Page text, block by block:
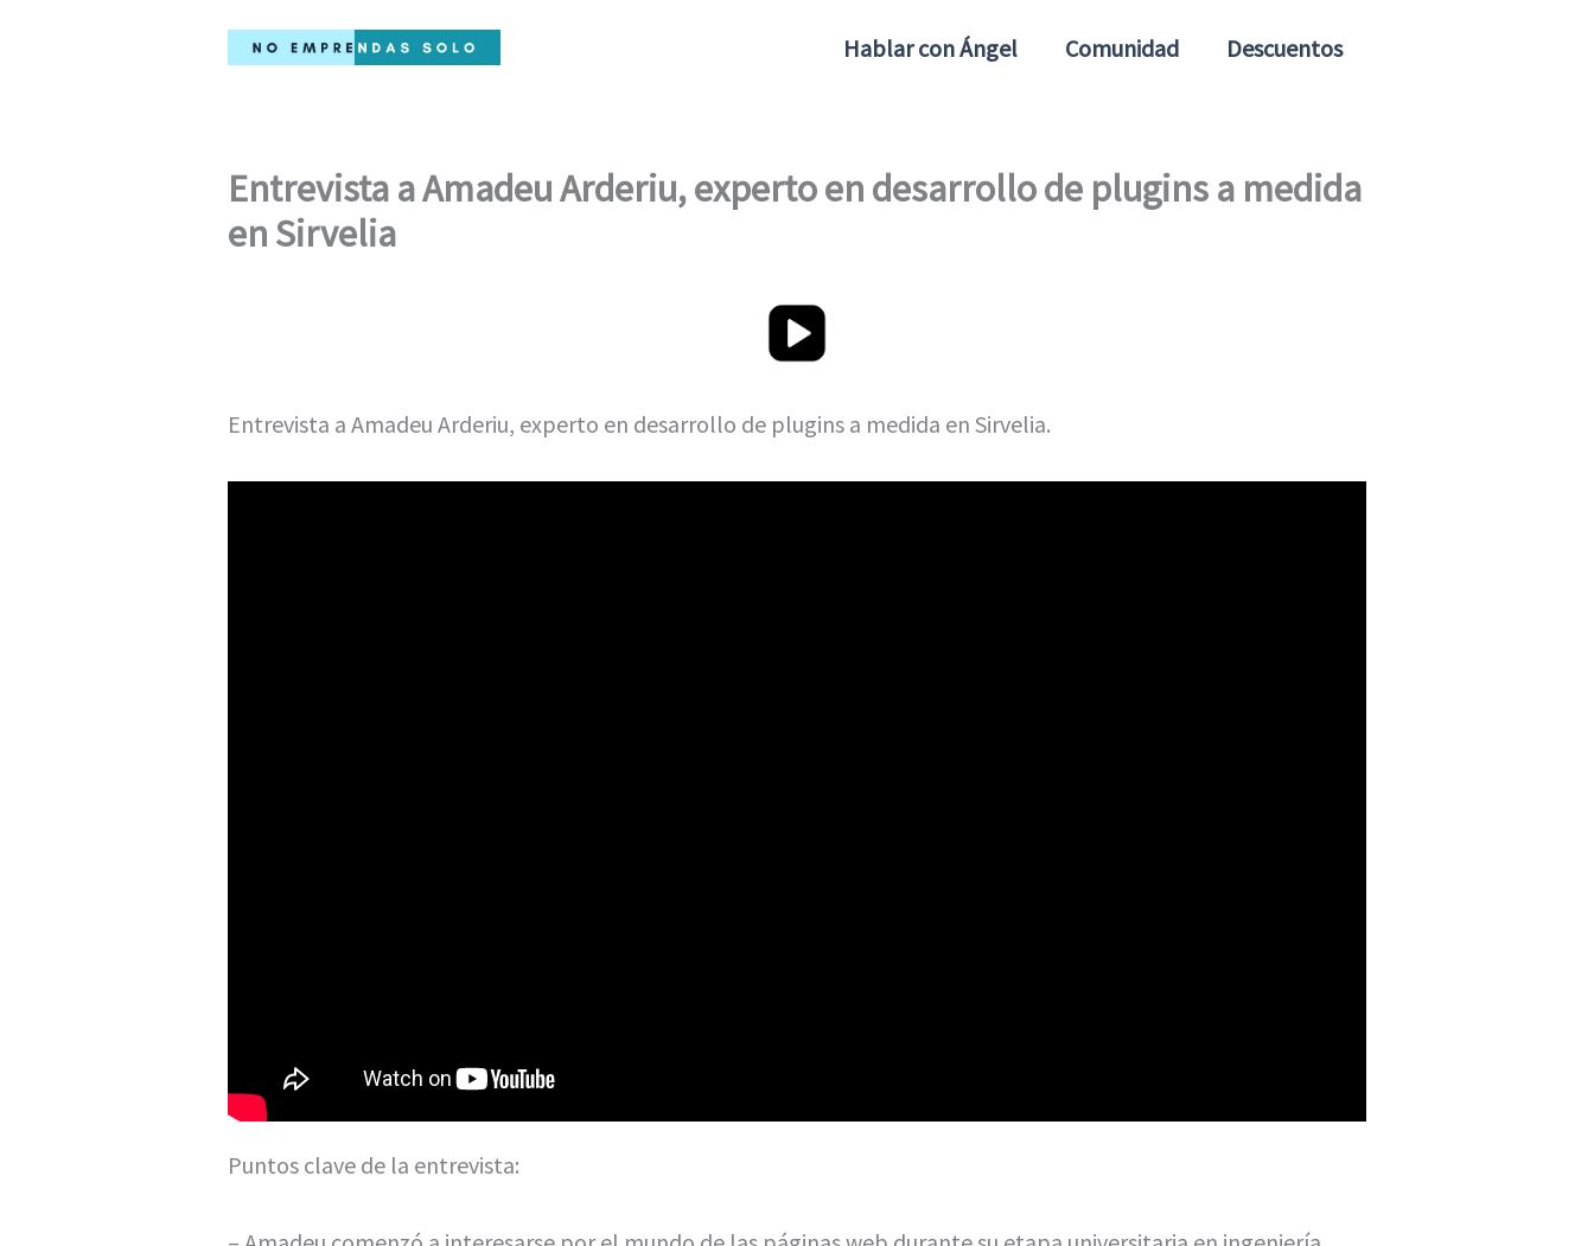
Hablar con Ángel Comunidad Descuentos
Entrevista a Amadeu Arderiu, experto en desarrollo de plugins a medida
en Sirvelia
Entrevista a Amadeu Arderiu, experto en desarrollo de plugins a medida en Sirvelia.
Puntos clave de la entrevista: